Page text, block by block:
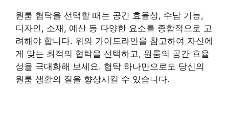
원룸 협탁을 선택할 때는 공간 효율성, 수납 기능,
디자인, 소재, 예산 등 다양한 요소를 종합적으로 고
려해야 합니다. 위의 가이드라인을 참고하여 자신에
게 맞는 최적의 협탁을 선택하고, 원룸의 공간 효율
성을 극대화해 보세요. 협탁 하나만으로도 당신의
원룸 생활의 질을 향상시킬 수 있습니다.